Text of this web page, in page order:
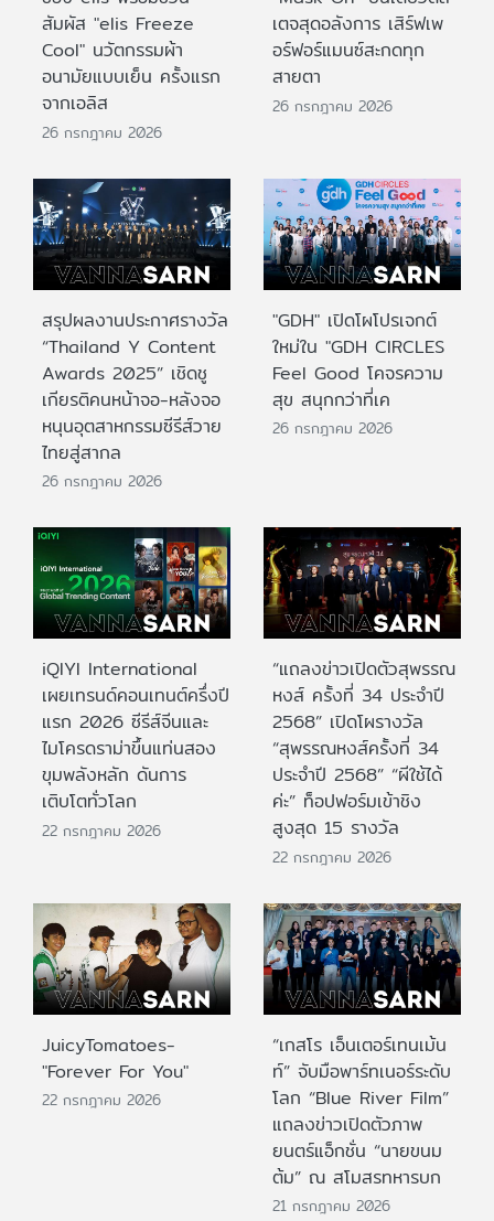
สัมผัส "elis Freeze
Cool" นวัตกรรมผ้า
อนามัยแบบเย็น ครั้งแรก
จากเอลิส
26 กรกฎาคม 2026
เตจสุดอลังการ เสิร์ฟเพ
อร์ฟอร์แมนซ์สะกดทุก
สายตา
26 กรกฎาคม 2026
สรุปผลงานประกาศรางวัล
“Thailand Y Content
Awards 2025” เชิดชู
เกียรติคนหน้าจอ-หลังจอ
หนุนอุตสาหกรรมซีรีส์วาย
ไทยสู่สากล
26 กรกฎาคม 2026
"GDH" เปิดโผโปรเจกต์
ใหม่ใน "GDH CIRCLES
Feel Good โคจรความ
สุข สนุกกว่าที่เค
26 กรกฎาคม 2026
iQIYI International
เผยเทรนด์คอนเทนต์ครึ่งปี
แรก 2026 ซีรีส์จีนและ
ไมโครดราม่าขึ้นแท่นสอง
ขุมพลังหลัก ดันการ
เติบโตทั่วโลก
22 กรกฎาคม 2026
“แถลงข่าวเปิดตัวสุพรรณ
หงส์ ครั้งที่ 34 ประจำปี
2568” เปิดโผรางวัล
“สุพรรณหงส์ครั้งที่ 34
ประจำปี 2568” “ผีใช้ได้
ค่ะ” ท็อปฟอร์มเข้าชิง
สูงสุด 15 รางวัล
22 กรกฎาคม 2026
JuicyTomatoes-
"Forever For You"
22 กรกฎาคม 2026
“เกสโร เอ็นเตอร์เทนเม้น
ท์” จับมือพาร์ทเนอร์ระดับ
โลก “Blue River Film”
แถลงข่าวเปิดตัวภาพ
ยนตร์แอ็กชั่น “นายขนม
ต้ม” ณ สโมสรทหารบก
21 กรกฎาคม 2026